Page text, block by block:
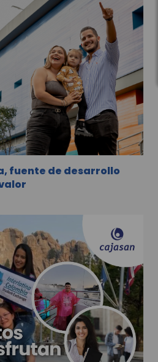
fuente de desarrollo